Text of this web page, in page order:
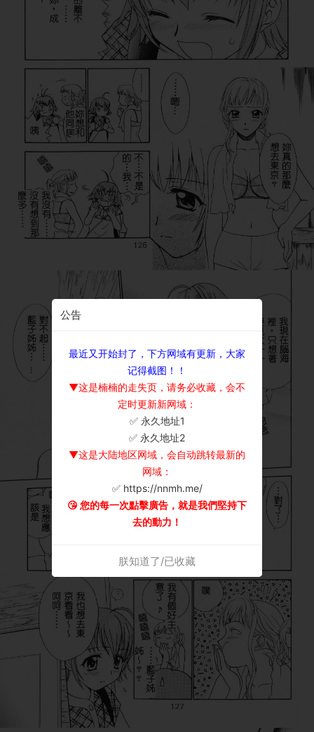
公告
最近又开始封了，下方网域有更新，大家
记得截图！！
▼这是楠楠的走失页，请务必收藏，会不
定时更新新网域：
✅ 永久地址1
✅ 永久地址2
▼这是大陆地区网域，会自动跳转最新的
网域：
✅ https://nnmh.me/
😘 您的每一次點擊廣告，就是我們堅持下
去的動力！
朕知道了/已收藏